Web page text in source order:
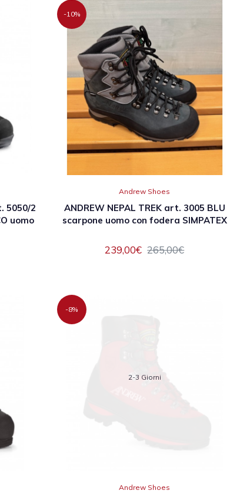
5050/2
uomo
-10%
Andrew Shoes
ANDREW NEPAL TREK art. 3005 BLU
scarpone uomo con fodera SIMPATEX
239,00€ 265,00€
2-3 Giorni
-8%
Andrew Shoes